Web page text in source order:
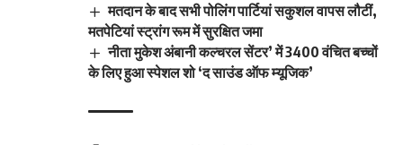
मतदान के बाद सभी पोलिंग पार्टियां सकुशल वापस लौटीं,
मतपेटियां स्ट्रांग रूम में सुरक्षित जमा
नीता मुकेश अंबानी कल्चरल सेंटर’ में 3400 वंचित बच्चों
के लिए हुआ स्पेशल शो ‘द साउंड ऑफ म्यूजिक’